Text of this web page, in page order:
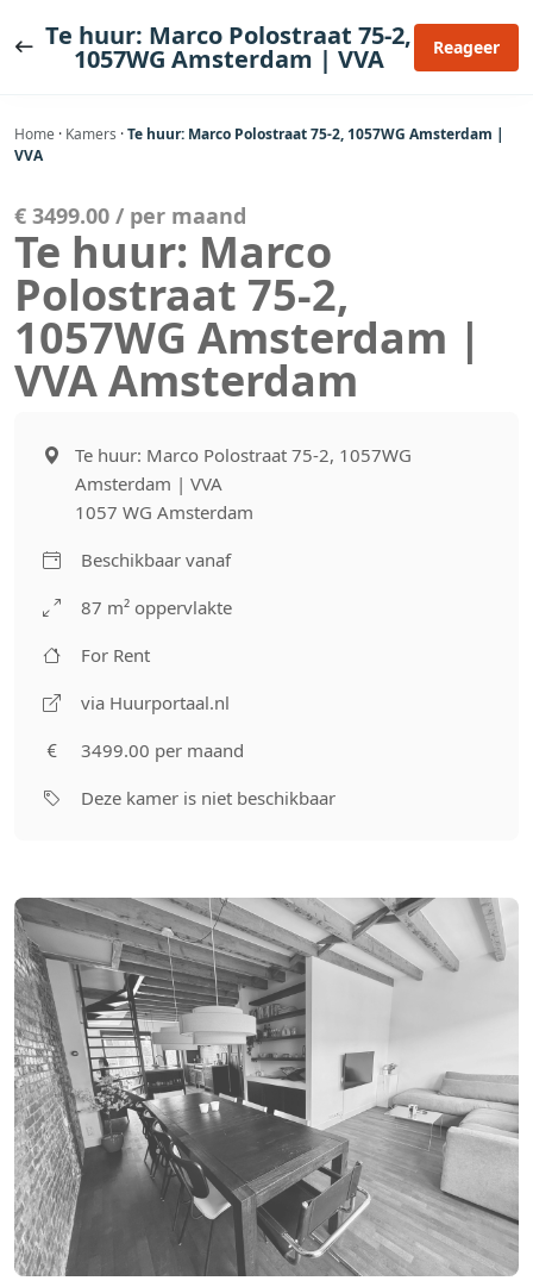
naar Te huur: Marco Polostraat 75-2,
1057WG Amsterdam | VVA Reageer
Home · Kamers ·Te huur: Marco Polostraat 75-2, 1057WG Amsterdam |
VVA
€ 3499.00 / per maand
Te huur: Marco
Polostraat 75-2,
1057WG Amsterdam |
VVA Amsterdam
Te huur: Marco Polostraat 75-2, 1057WG
Amsterdam | VVA
1057 WG Amsterdam
Beschikbaar vanaf
87 m² oppervlakte
For Rent
via Huurportaal.nl
3499.00 per maand
Deze kamer is niet beschikbaar